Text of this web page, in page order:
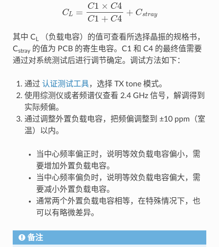
×C4 C 1+C
其中 CL
（负载电容）的值可查看所选择晶振的规格书，
Cstray的值为 PCB 的寄生电容。C1 和 C4 的最终值需要
通过对系统测试后进行调节确定。调试方法如下：
通过 认证测试工具，选择 TX tone 模式。
使用综测仪或者频谱仪查看 2.4 GHz 信号，解调得到
实际频偏。
通过调整外置负载电容，把频偏调整到 ±10 ppm（室
温）以内。
当中心频率偏正时，说明等效负载电容偏小，需
要增加外置负载电容。
当中心频率偏负时，说明等效负载电容偏大，需
要减小外置负载电容。
通常两个外置负载电容相等，在特殊情况下，也
可以有略微差异。
备注